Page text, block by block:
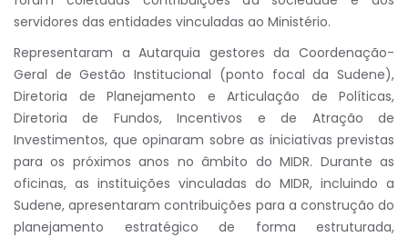
servidores das entidades vinculadas ao Ministério.
Representaram a Autarquia gestores da Coordenação-
Geral de Gestão Institucional (ponto focal da Sudene),
Diretoria de Planejamento e Articulação de Políticas,
Diretoria de Fundos, Incentivos e de Atração de
Investimentos, que opinaram sobre as iniciativas previstas
para os próximos anos no âmbito do MIDR. Durante as
oficinas, as instituições vinculadas do MIDR, incluindo a
Sudene, apresentaram contribuições para a construção do
planejamento estratégico de forma estruturada,